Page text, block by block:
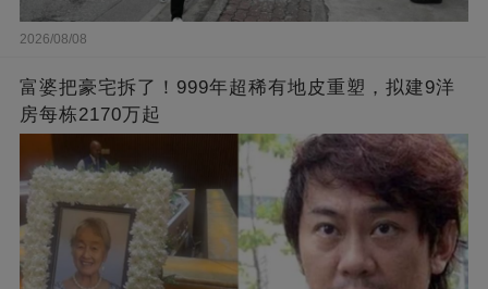
2026/08/08
富婆把豪宅拆了！999年超稀有地皮重塑，拟建9洋
房每栋2170万起